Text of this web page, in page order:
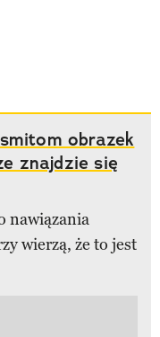
obrazek
znajdzie się
nawiązania
wierzą, że to jest